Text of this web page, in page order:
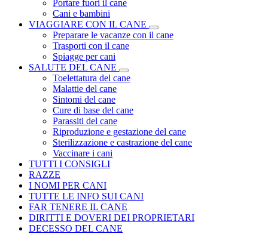
Portare fuori il cane
Cani e bambini
VIAGGIARE CON IL CANE
Preparare le vacanze con il cane
Trasporti con il cane
Spiagge per cani
SALUTE DEL CANE
Toelettatura del cane
Malattie del cane
Sintomi del cane
Cure di base del cane
Parassiti del cane
Riproduzione e gestazione del cane
Sterilizzazione e castrazione del cane
Vaccinare i cani
TUTTI I CONSIGLI
RAZZE
I NOMI PER CANI
TUTTE LE INFO SUI CANI
FAR TENERE IL CANE
DIRITTI E DOVERI DEI PROPRIETARI
DECESSO DEL CANE